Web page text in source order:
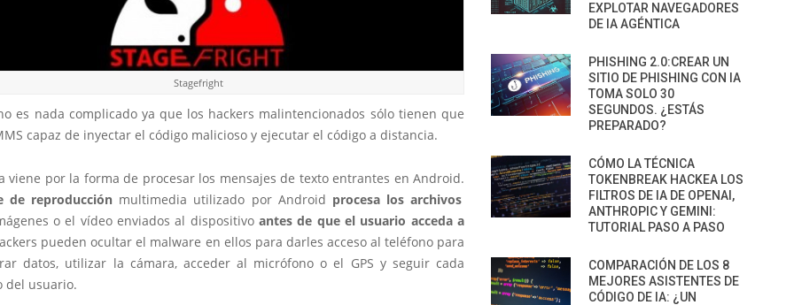
Stagefright
es nada complicado ya que los hackers malintencionados sólo tienen que
capaz de inyectar el código malicioso y ejecutar el código a distancia.
viene por la forma de procesar los mensajes de texto entrantes en Android.
de reproducción multimedia utilizado por Android procesa los archivos
o el vídeo enviados al dispositivo antes de que el usuario acceda a
pueden ocultar el malware en ellos para darles acceso al teléfono para
datos, utilizar la cámara, acceder al micrófono o el GPS y seguir cada
del usuario.
EXPLOTAR NAVEGADORES
DE IA AGÉNTICA
PHISHING 2.0:CREAR UN
SITIO DE PHISHING CON IA
TOMA SOLO 30
SEGUNDOS. ¿ESTÁS
PREPARADO?
CÓMO LA TÉCNICA
TOKENBREAK HACKEA LOS
FILTROS DE IA DE OPENAI,
ANTHROPIC Y GEMINI:
TUTORIAL PASO A PASO
COMPARACIÓN DE LOS 8
MEJORES ASISTENTES DE
CÓDIGO DE IA: ¿UN